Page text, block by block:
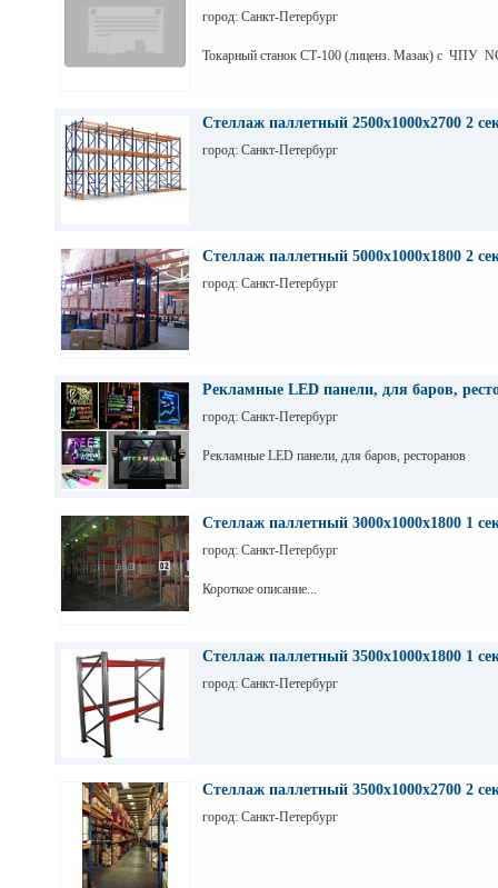
город: Санкт-Петербург
Токарный станок СТ-100 (лиценз. Мазак) с ЧПУ
Стеллаж паллетный 2500х1000х2700 2
город: Санкт-Петербург
Стеллаж паллетный 5000х1000х1800 2
город: Санкт-Петербург
Рекламные LED панели, для баров,
город: Санкт-Петербург
Рекламные LED панели, для баров, ресторанов
Стеллаж паллетный 3000х1000х1800 1
город: Санкт-Петербург
Короткое описание...
Стеллаж паллетный 3500х1000х1800 1
город: Санкт-Петербург
Стеллаж паллетный 3500х1000х2700 2
город: Санкт-Петербург